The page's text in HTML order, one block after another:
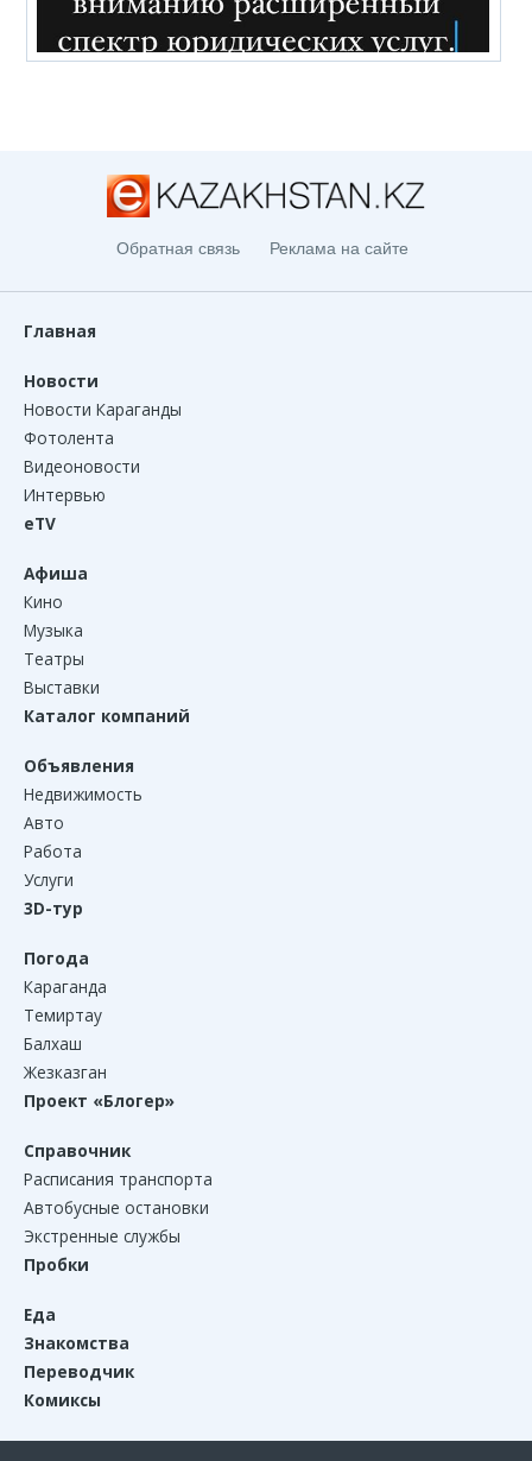
Обратная связь Реклама на сайте
Главная
Новости
Новости Караганды
Фотолента
Видеоновости
Интервью
eTV
Афиша
Кино
Музыка
Театры
Выставки
Каталог компаний
Объявления
Недвижимость
Авто
Работа
Услуги
3D-тур
Погода
Караганда
Темиртау
Балхаш
Жезказган
Проект «Блогер»
Справочник
Расписания транспорта
Автобусные остановки
Экстренные службы
Пробки
Еда
Знакомства
Переводчик
Комиксы